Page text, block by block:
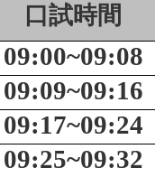
口試時間
09:00~09:08
09:09~09:16
09:17~09:24
09:25~09:32